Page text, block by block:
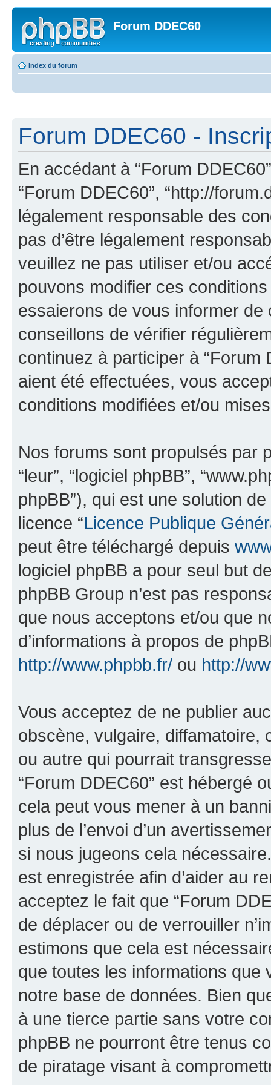
Forum DDEC60
Index du forum
Forum DDEC60 -
En accédant à “Forum
“Forum DDEC60”, “http://
légalement responsable des
pas d’être légalement
veuillez ne pas utiliser et/ou
pouvons modifier ces
essaierons de vous informer
conseillons de vérifier
continuez à participer à “Forum
aient été effectuées, vous
conditions modifiées et/ou
Nos forums sont propulsés par
“leur”, “logiciel phpBB”,
phpBB”), qui est une solution
licence “Licence Publique
peut être téléchargé depuis
logiciel phpBB a pour seul but
phpBB Group n’est pas
que nous acceptons et/ou que
d’informations à propos de
http://www.phpbb.fr/ ou http://
Vous acceptez de ne publier
obscène, vulgaire, diffamatoire,
ou autre qui pourrait
“Forum DDEC60” est hébergé
cela peut vous mener à un
plus de l’envoi d’un
si nous jugeons cela
est enregistrée afin d’aider au
acceptez le fait que “Forum
de déplacer ou de verrouiller
estimons que cela est
que toutes les informations
notre base de données. Bien
à une tierce partie sans votre
phpBB ne pourront être tenus
de piratage visant à